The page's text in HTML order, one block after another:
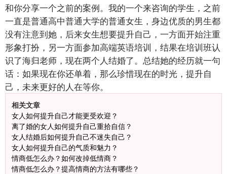
和你分享一个之前的案例。我的一个来咨询的学生，之前
一直是普通高中普通大学的普通女生，身边优质的男生都
没有注意到她，后来女生想要提升自己，一方面开始注重
形象打扮，另一方面参加高端英语培训，结果在培训班认
识了海归老师，现在两个人结婚了。总结她的经历就一句
话：如果现在你还单着，那么珍惜现在的时光，提升自
己，未来更好的人在等你。
相关文章
女人如何提升自己才能更受欢迎？
离了婚的女人如何提升自己重拾自信？
女人结婚后如何提升自己不迷失自己？
女人如何提升自己的气质和魅力？
情商低怎么办？如何改掉低情商？
情商低怎么办？提高情商的方法有哪些？